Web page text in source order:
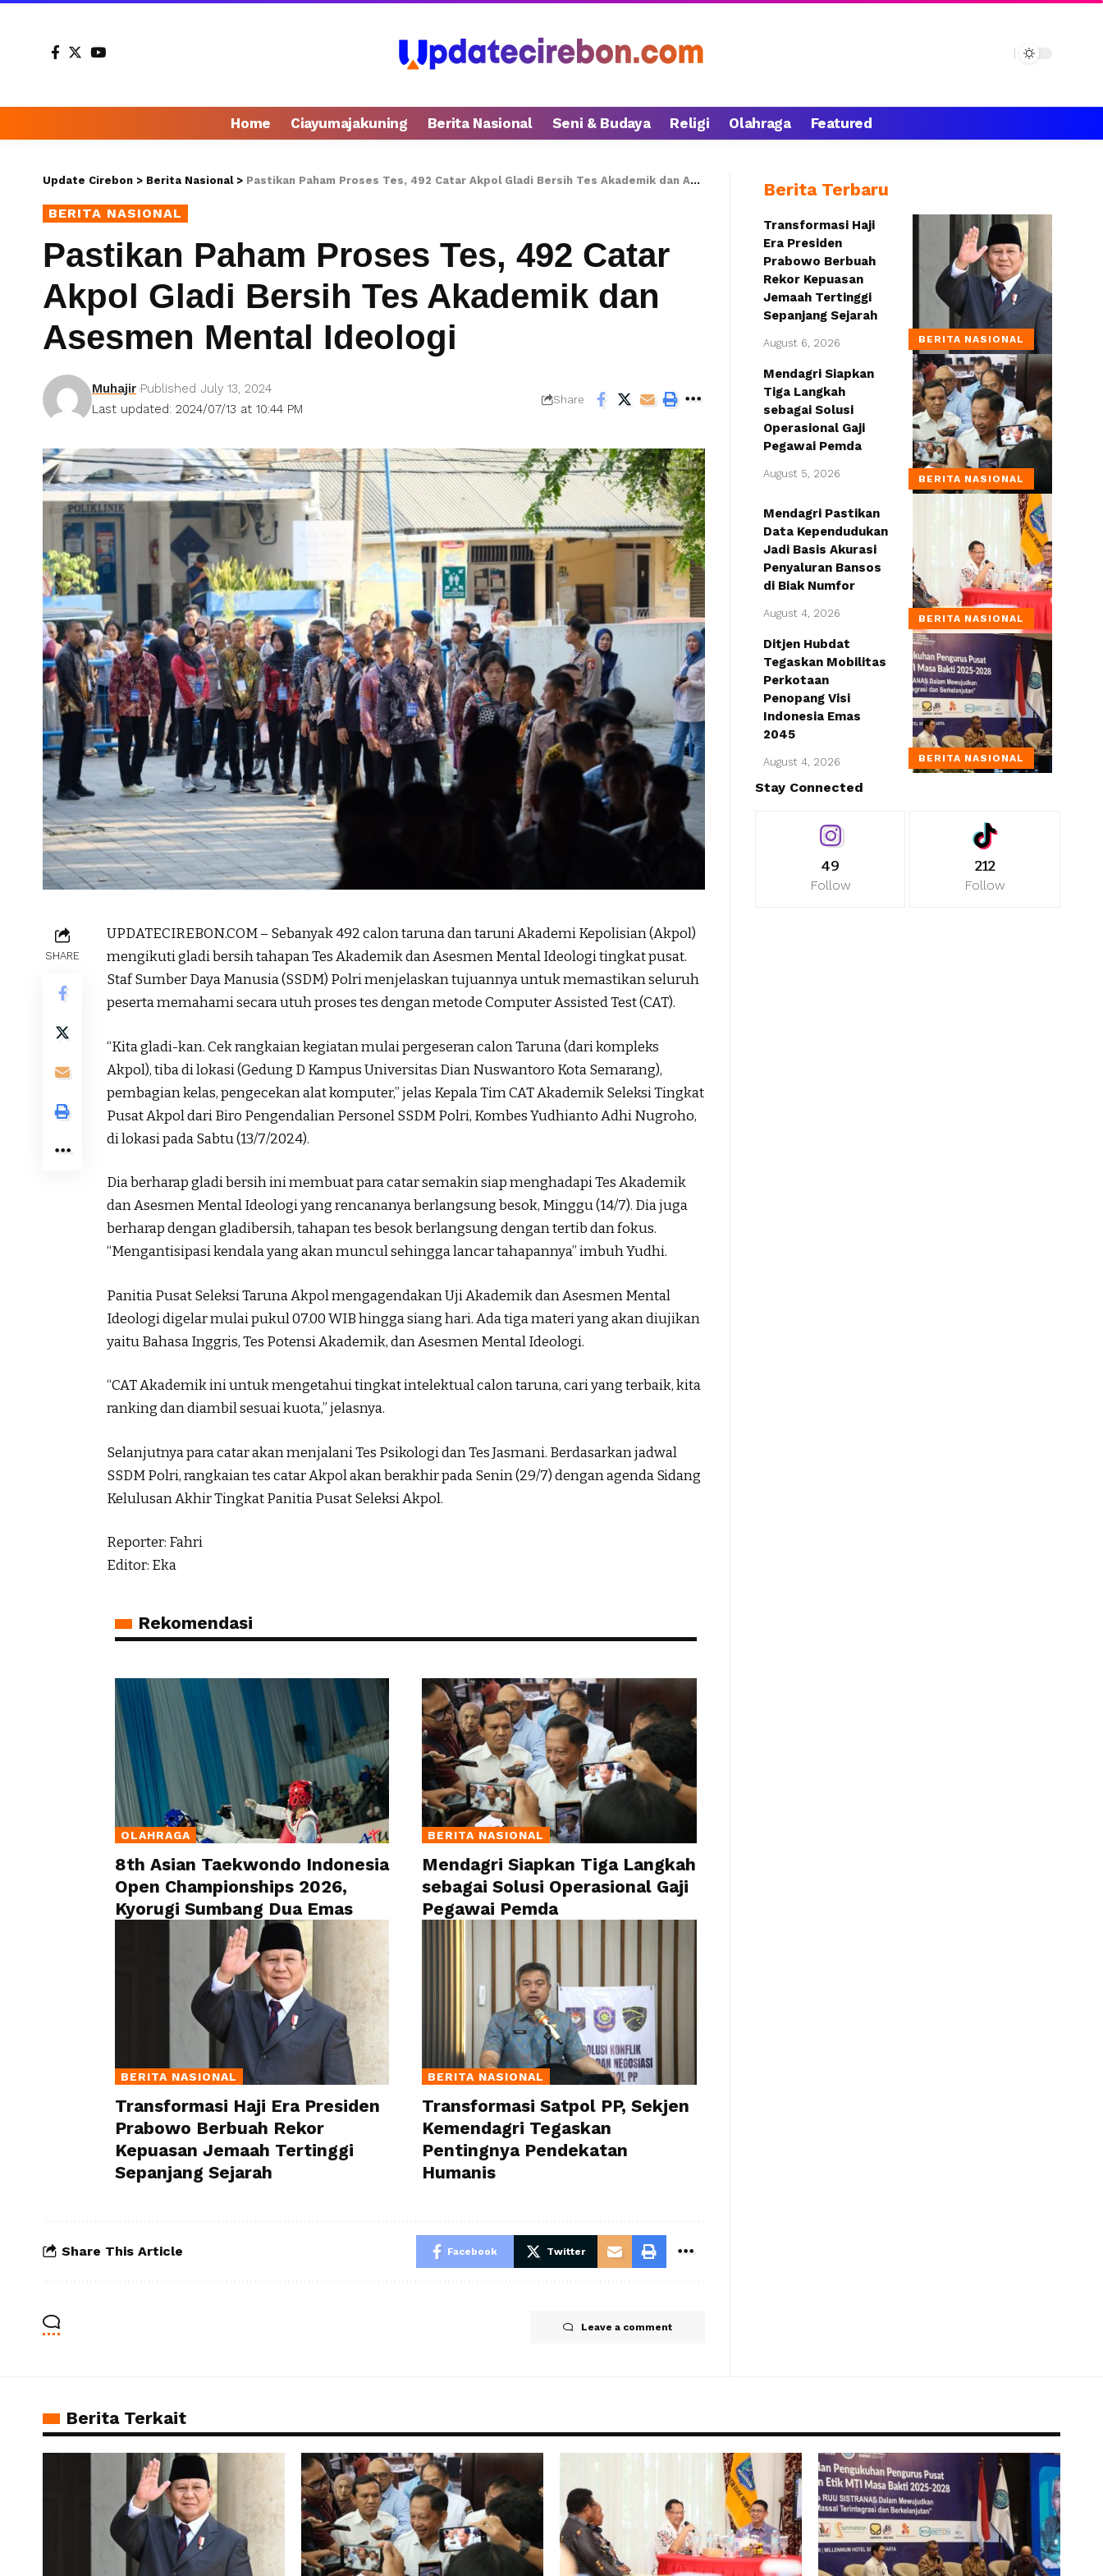
Home Ciayumajakuning Berita Nasional Seni & Budaya Religi Olahraga Featured
Update Cirebon > Berita Nasional> Pastikan Paham Proses Tes, 492 Catar Akpol Gladi Bersih Tes Akademik dan Asesmen Mental Ideologi
BERITA NASIONAL
Pastikan Paham Proses Tes, 492 Catar
Akpol Gladi Bersih Tes Akademik dan
Asesmen Mental Ideologi
Last updated: 2024/07/13 at 10:44 PM
Muhajir Published July 13, 2024
Share
SHARE
UPDATECIREBON.COM – Sebanyak 492 calon taruna dan taruni Akademi Kepolisian (Akpol)
mengikuti gladi bersih tahapan Tes Akademik dan Asesmen Mental Ideologi tingkat pusat.
Staf Sumber Daya Manusia (SSDM) Polri menjelaskan tujuannya untuk memastikan seluruh
peserta memahami secara utuh proses tes dengan metode Computer Assisted Test (CAT).
“Kita gladi-kan. Cek rangkaian kegiatan mulai pergeseran calon Taruna (dari kompleks
Akpol), tiba di lokasi (Gedung D Kampus Universitas Dian Nuswantoro Kota Semarang),
pembagian kelas, pengecekan alat komputer,” jelas Kepala Tim CAT Akademik Seleksi Tingkat
Pusat Akpol dari Biro Pengendalian Personel SSDM Polri, Kombes Yudhianto Adhi Nugroho,
di lokasi pada Sabtu (13/7/2024).
Dia berharap gladi bersih ini membuat para catar semakin siap menghadapi Tes Akademik
dan Asesmen Mental Ideologi yang rencananya berlangsung besok, Minggu (14/7). Dia juga
berharap dengan gladibersih, tahapan tes besok berlangsung dengan tertib dan fokus.
“Mengantisipasi kendala yang akan muncul sehingga lancar tahapannya” imbuh Yudhi.
Panitia Pusat Seleksi Taruna Akpol mengagendakan Uji Akademik dan Asesmen Mental
Ideologi digelar mulai pukul 07.00 WIB hingga siang hari. Ada tiga materi yang akan diujikan
yaitu Bahasa Inggris, Tes Potensi Akademik, dan Asesmen Mental Ideologi.
“CAT Akademik ini untuk mengetahui tingkat intelektual calon taruna, cari yang terbaik, kita
ranking dan diambil sesuai kuota,” jelasnya.
Selanjutnya para catar akan menjalani Tes Psikologi dan Tes Jasmani. Berdasarkan jadwal
SSDM Polri, rangkaian tes catar Akpol akan berakhir pada Senin (29/7) dengan agenda Sidang
Kelulusan Akhir Tingkat Panitia Pusat Seleksi Akpol.
Reporter: Fahri
Editor: Eka
Rekomendasi
OLAHRAGA
8th Asian Taekwondo Indonesia
Open Championships 2026,
Kyorugi Sumbang Dua Emas
BERITA NASIONAL
Mendagri Siapkan Tiga Langkah
sebagai Solusi Operasional Gaji
Pegawai Pemda
BERITA NASIONAL
Transformasi Haji Era Presiden
Prabowo Berbuah Rekor
Kepuasan Jemaah Tertinggi
Sepanjang Sejarah
BERITA NASIONAL
Transformasi Satpol PP, Sekjen
Kemendagri Tegaskan
Pentingnya Pendekatan
Humanis
Share This Article Facebook Twitter
Leave a comment
Berita Terbaru
BERITA NASIONAL
Transformasi Haji
Era Presiden
Prabowo Berbuah
Rekor Kepuasan
Jemaah Tertinggi
Sepanjang Sejarah
August 6, 2026
BERITA NASIONAL
Mendagri Siapkan
Tiga Langkah
sebagai Solusi
Operasional Gaji
Pegawai Pemda
August 5, 2026
BERITA NASIONAL
Mendagri Pastikan
Data Kependudukan
Jadi Basis Akurasi
Penyaluran Bansos
di Biak Numfor
August 4, 2026
BERITA NASIONAL
Ditjen Hubdat
Tegaskan Mobilitas
Perkotaan
Penopang Visi
Indonesia Emas
2045
August 4, 2026
Stay Connected
49
Follow
212
Follow
Berita Terkait